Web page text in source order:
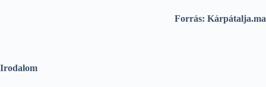
Forrás: Kárpátalja.ma
Irodalom